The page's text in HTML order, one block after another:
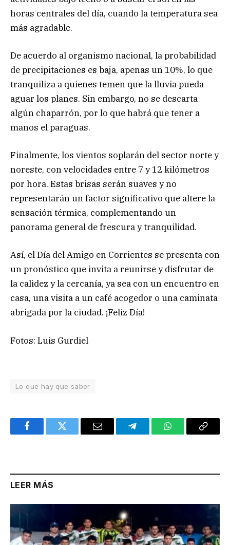
horas centrales del día, cuando la temperatura sea
más agradable.
De acuerdo al organismo nacional, la probabilidad
de precipitaciones es baja, apenas un 10%, lo que
tranquiliza a quienes temen que la lluvia pueda
aguar los planes. Sin embargo, no se descarta
algún chaparrón, por lo que habrá que tener a
manos el paraguas.
Finalmente, los vientos soplarán del sector norte y
noreste, con velocidades entre 7 y 12 kilómetros
por hora. Estas brisas serán suaves y no
representarán un factor significativo que altere la
sensación térmica, complementando un
panorama general de frescura y tranquilidad.
Así, el Día del Amigo en Corrientes se presenta con
un pronóstico que invita a reunirse y disfrutar de
la calidez y la cercanía, ya sea con un encuentro en
casa, una visita a un café acogedor o una caminata
abrigada por la ciudad. ¡Feliz Día!
Fotos: Luis Gurdiel
Lo que hay que saber
FacebookTwitter Email TelegramWhatsAppCopy
LEER MÁS